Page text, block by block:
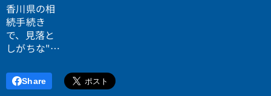
香川県の相
続手続き
で、見落と
しがちな"落
づいていま
すか？登
です。
Share